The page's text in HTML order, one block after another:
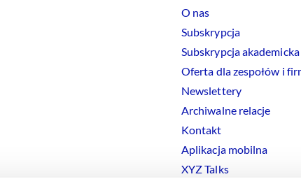
O nas
Subskrypcja
Subskrypcja akademicka
Oferta dla zespołów i
Newslettery
Archiwalne relacje
Kontakt
Aplikacja mobilna
XYZ Talks